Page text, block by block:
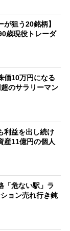
が狙う20銘柄】
歳現役トレーダ
価10万円になる
のサラリーマン
利益を出し続け
産11億円の個人
「危ない駅」ラ
ョン売れ行き鈍